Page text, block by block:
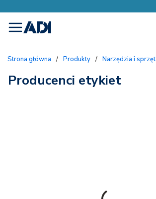
menu
Strona główna / Produkty / Narzędzia i sprzęt
Producenci etykiet